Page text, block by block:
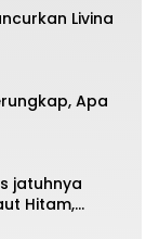
Livina
Apa
jatuhnya
Hitam,